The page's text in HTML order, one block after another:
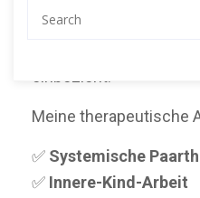
herausfordernde
Meine therapeutische
✅ Systemische
✅ Innere-Kind-Arbeit